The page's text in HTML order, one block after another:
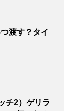
渡す？タイ
チ2）ゲリラ